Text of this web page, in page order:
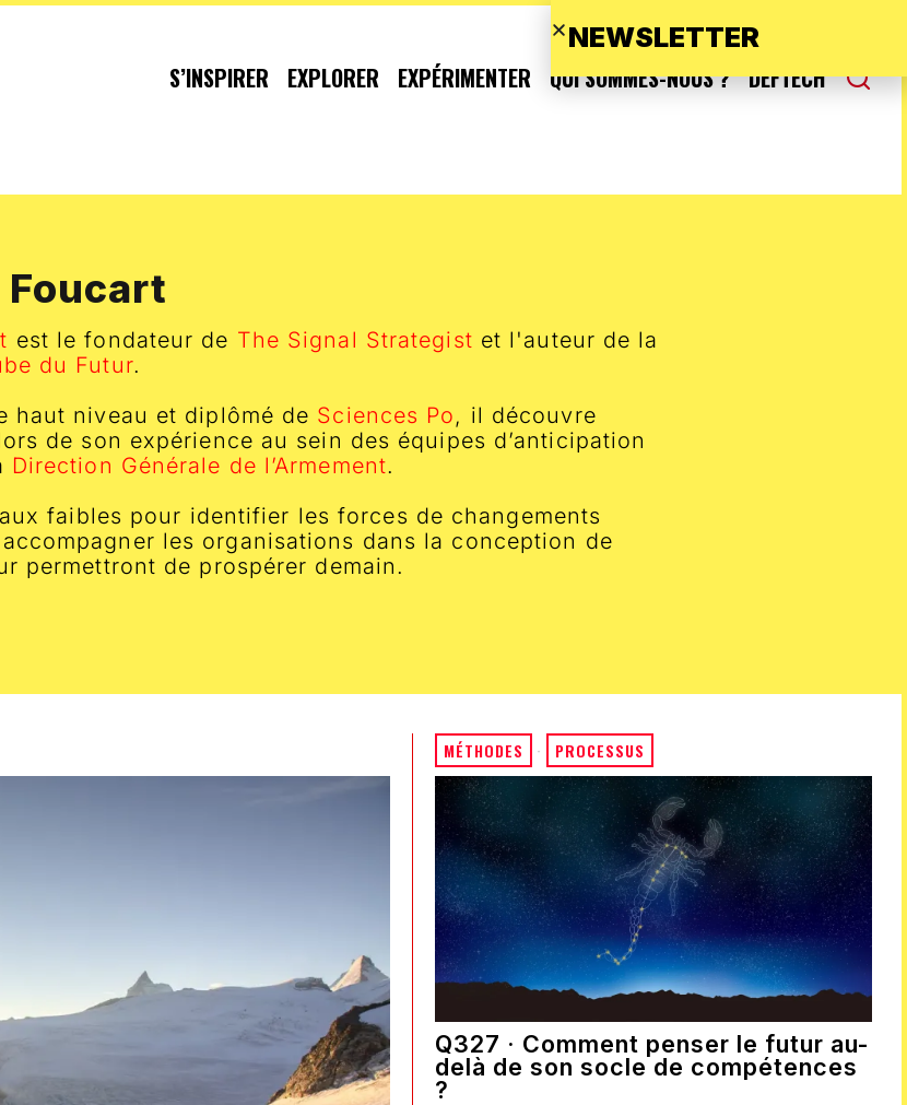
S’INSPIRER EXPLORER EXPÉRIMENTER QUI SOMMES-NOUS ? DEFTECH
est le fondateur de The Signal Strategist et l'auteur de la
du Futur.
haut niveau et diplômé de Sciences Po, il découvre
de son expérience au sein des équipes d’anticipation
Direction Générale de l’Armement.
faibles pour identifier les forces de changements
les organisations dans la conception de
permettront de prospérer demain.
MÉTHODES · PROCESSUS
Q327 · Comment penser le futur au-
delà de son socle de compétences
?
NEWSLETTER